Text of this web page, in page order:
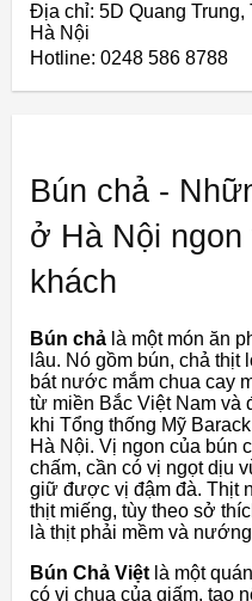
Địa chỉ: 5D Quang Trung,
Hà Nội
Hotline: 0248 586 8788
Bún chả -
ở Hà Nội
khách
Bún chả là một món ăn
lâu. Nó gồm bún, chả
bát nước mắm chua cay
từ miền Bắc Việt Nam và
khi Tổng thống Mỹ
Hà Nội. Vị ngon của bún
chấm, cần có vị ngọt dịu
giữ được vị đậm đà. Thịt
thịt miếng, tùy theo sở
là thịt phải mềm và
Bún Chả Việt là một
có vị chua của giấm, tạo